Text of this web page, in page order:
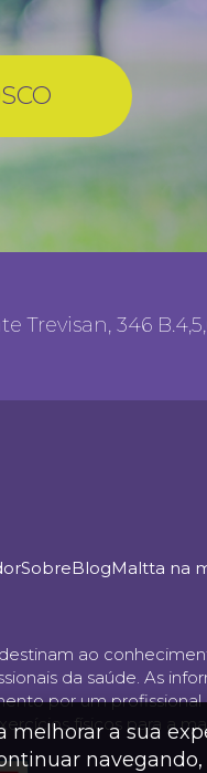
Trevisan, 346
SobreBlogMaltta na
ao
da saúde. As
por um
físicos para a
melhorar a sua
navegando,